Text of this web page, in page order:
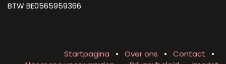
BTW BE0565959366
Startpagina • Over ons • Contact
•